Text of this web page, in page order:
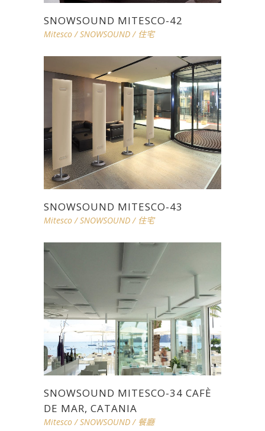
SNOWSOUND MITESCO-42
Mitesco/SNOWSOUND/ 住宅
SNOWSOUND MITESCO-43
Mitesco/SNOWSOUND/ 住宅
SNOWSOUND MITESCO-34 CAFÈ
DE MAR, CATANIA
Mitesco/SNOWSOUND/ 餐廳